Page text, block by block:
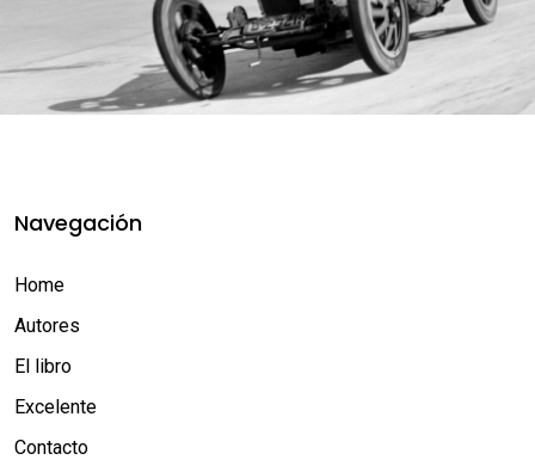
Navegación
Home
Autores
El libro
Excelente
Contacto